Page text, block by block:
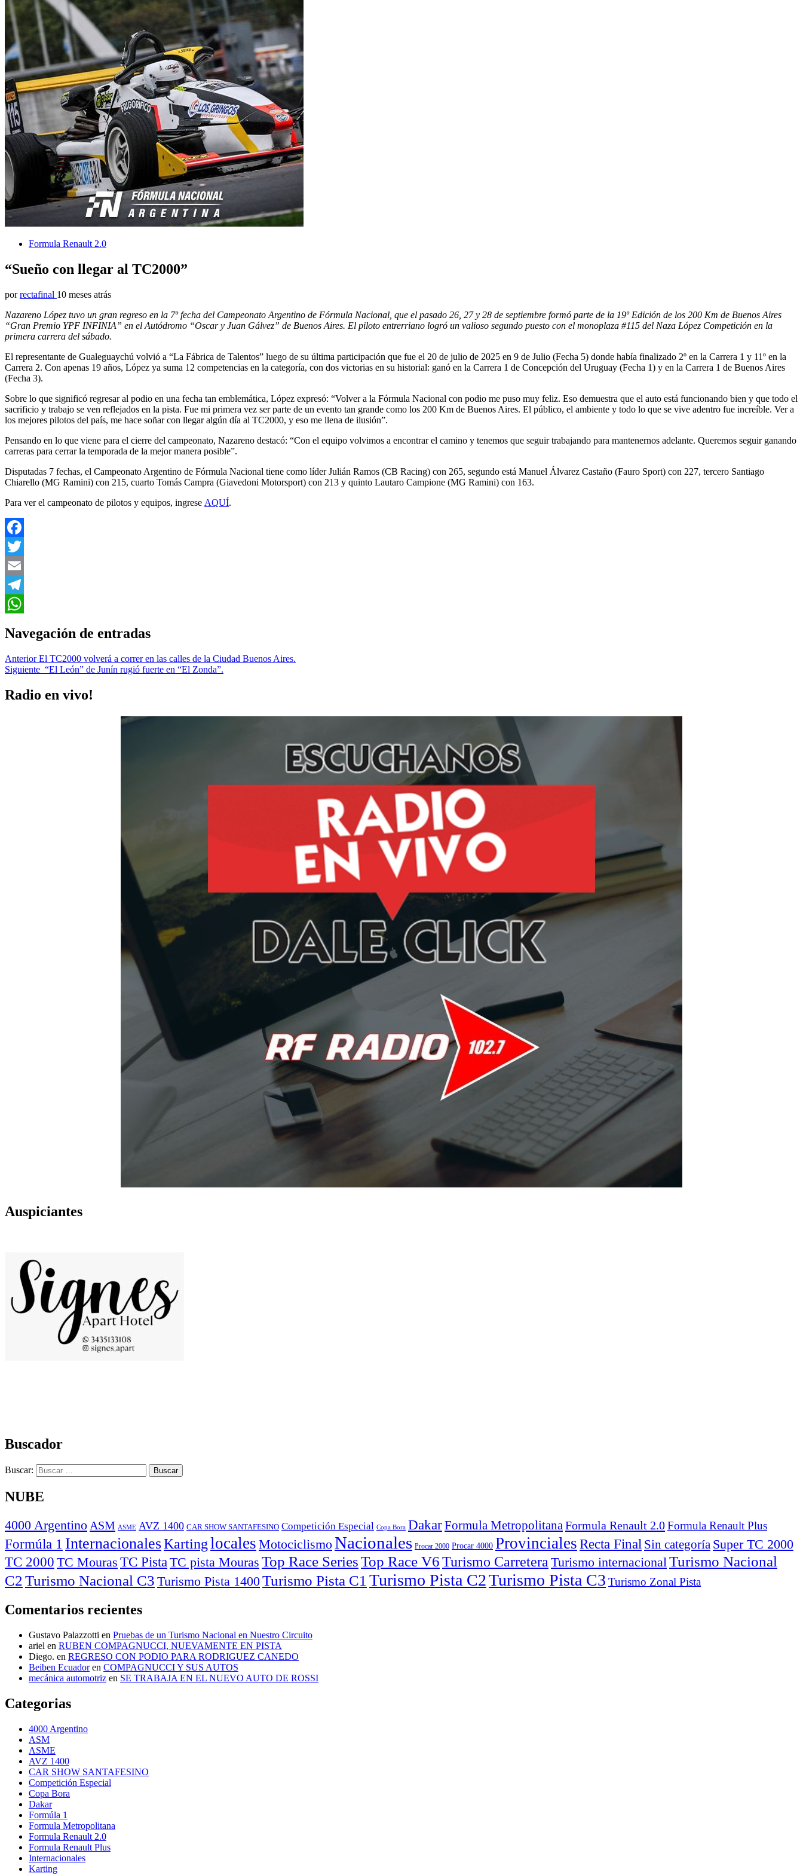
Formula Renault 2.0
“Sueño con llegar al TC2000”
por rectafinal 10 meses atrás
Nazareno López tuvo un gran regreso en la 7º fecha del Campeonato Argentino de Fórmula Nacional, que el pasado 26, 27 y 28 de septiembre formó parte de la 19º Edición de los 200 Km de Buenos Aires
“Gran Premio YPF INFINIA” en el Autódromo “Oscar y Juan Gálvez” de Buenos Aires. El piloto entrerriano logró un valioso segundo puesto con el monoplaza #115 del Naza López Competición en la
primera carrera del sábado.
El representante de Gualeguaychú volvió a “La Fábrica de Talentos” luego de su última participación que fue el 20 de julio de 2025 en 9 de Julio (Fecha 5) donde había finalizado 2º en la Carrera 1 y 11º en la
Carrera 2. Con apenas 19 años, López ya suma 12 competencias en la categoría, con dos victorias en su historial: ganó en la Carrera 1 de Concepción del Uruguay (Fecha 1) y en la Carrera 1 de Buenos Aires
(Fecha 3).
Sobre lo que significó regresar al podio en una fecha tan emblemática, López expresó: “Volver a la Fórmula Nacional con podio me puso muy feliz. Eso demuestra que el auto está funcionando bien y que todo el
sacrificio y trabajo se ven reflejados en la pista. Fue mi primera vez ser parte de un evento tan grande como los 200 Km de Buenos Aires. El público, el ambiente y todo lo que se vive adentro fue increíble. Ver a
los mejores pilotos del país, me hace soñar con llegar algún día al TC2000, y eso me llena de ilusión”.
Pensando en lo que viene para el cierre del campeonato, Nazareno destacó: “Con el equipo volvimos a encontrar el camino y tenemos que seguir trabajando para mantenernos adelante. Queremos seguir ganando
carreras para cerrar la temporada de la mejor manera posible”.
Disputadas 7 fechas, el Campeonato Argentino de Fórmula Nacional tiene como líder Julián Ramos (CB Racing) con 265, segundo está Manuel Álvarez Castaño (Fauro Sport) con 227, tercero Santiago
Chiarello (MG Ramini) con 215, cuarto Tomás Campra (Giavedoni Motorsport) con 213 y quinto Lautaro Campione (MG Ramini) con 163.
Para ver el campeonato de pilotos y equipos, ingrese AQUÍ.
Facebook
Twitter
Email
Telegram
Navegación de entradas
AnteriorEl TC2000 volverá a correr en las calles de la Ciudad Buenos Aires.
Siguiente “El León” de Junín rugió fuerte en “El Zonda”.
Radio en vivo!
Auspiciantes
Buscador
Buscar:
NUBE
4000 Argentino ASM ASME AVZ 1400 CAR SHOW SANTAFESINO Competición Especial Copa Bora DakarFormula MetropolitanaFormula Renault 2.0Formula Renault Plus
Formúla 1 InternacionalesKartinglocales MotociclismoNacionales Procar 2000 Procar 4000 Provinciales Recta Final Sin categoría Super TC 2000
TC 2000 TC Mouras TC Pista TC pista Mouras Top Race Series Turismo Carretera Turismo internacional Turismo Nacional
C2Turismo Nacional C3 Turismo Pista 1400Turismo Pista C1 Turismo Pista C2Turismo Pista C3 Turismo Zonal Pista
Comentarios recientes
Gustavo Palazzotti en Pruebas de un Turismo Nacional en Nuestro Circuito
ariel en RUBEN COMPAGNUCCI, NUEVAMENTE EN PISTA
Diego. en REGRESO CON PODIO PARA RODRIGUEZ CANEDO
Beiben Ecuadoren COMPAGNUCCI Y SUS AUTOS
mecánica automotriz en SE TRABAJA EN EL NUEVO AUTO DE ROSSI
Categorias
4000 Argentino
ASM
ASME
AVZ 1400
CAR SHOW SANTAFESINO
Competición Especial
Copa Bora
Dakar
Formúla 1
Formula Metropolitana
Formula Renault 2.0
Formula Renault Plus
Internacionales
Karting